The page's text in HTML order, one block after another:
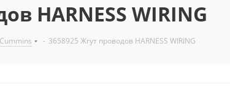
HARNESS WIRING
- 3658925 Жгут проводов HARNESS WIRING